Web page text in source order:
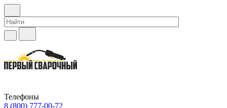
Телефоны
8 (800) 777-00-72